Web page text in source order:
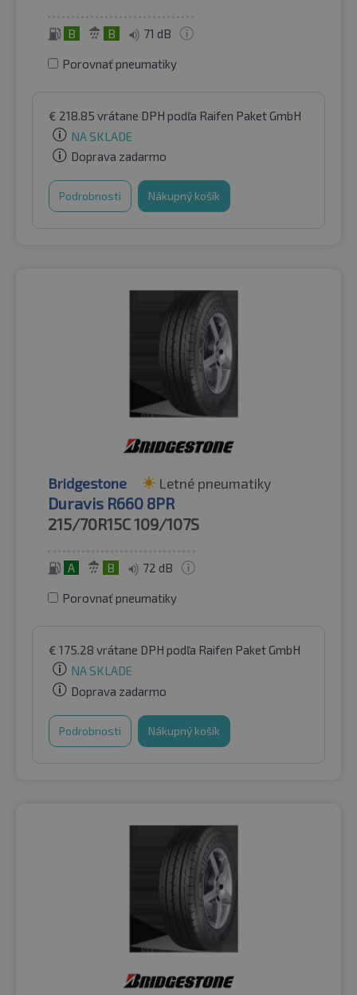
B B 71 dB
Porovnať pneumatiky
€ 218.85 vrátane DPH podľa Raifen Paket GmbH
NA SKLADE
Doprava zadarmo
Podrobnosti Nákupný košík
Bridgestone Letné pneumatiky
Duravis R660 8PR
215/70R15C109/107S
A B 72 dB
Porovnať pneumatiky
€ 175.28 vrátane DPH podľa Raifen Paket GmbH
NA SKLADE
Doprava zadarmo
Podrobnosti Nákupný košík